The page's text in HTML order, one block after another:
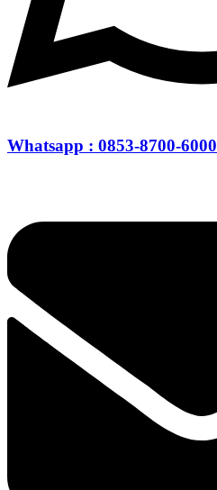
Whatsapp : 0853-8700-6000